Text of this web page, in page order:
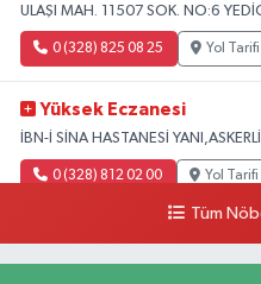
ULAŞI MAH. 11507 SOK. NO:6
0 (328) 825 08 25 Yol Tarifi
Yüksek Eczanesi
İBN-İ SİNA HASTANESİ
0 (328) 812 02 00 Yol Tarifi
Tüm